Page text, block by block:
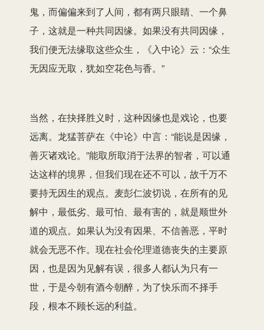
鬼，而偏偏来到了人间，都有两只眼睛、一个鼻
子，这就是一种共同因缘。如果没有共同因缘，
我们便无法缘取这些众生，《入中论》云：“众生
无因应无取，犹如空花色与香。”
当然，在抉择胜义时，这种因缘也是戏论，也要
远离。龙猛菩萨在《中论》中言：“能说是因缘，
善灭诸戏论。”能取所取消于法界的智者，可以通
达这样的境界，但我们现在还不可以，故千万不
要持无因生的观点。麦彭仁波切说，在所有的见
解中，最低劣、最可怕、最有害的，就是顺世外
道的观点。如果认为没有因果、不信善恶，平时
就会无恶不作。现在社会伦理道德丧失的主要原
因，也是因为见解有误，很多人都认为只有一
世，于是今朝有酒今朝醉，为了快乐而不择手
段，根本不顾长远的利益。